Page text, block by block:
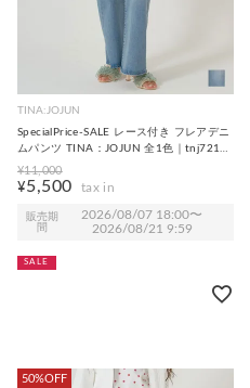
TINA:JOJUN
SpecialPrice-SALE レース付き フレアデニ
ムパンツ TINA：JOJUN 全1色｜tnj721-
0998【3】
¥11,000
¥5,500
販売期
間
2026/08/07 18:00〜
2026/08/21 9:59
SALE
50%OFF